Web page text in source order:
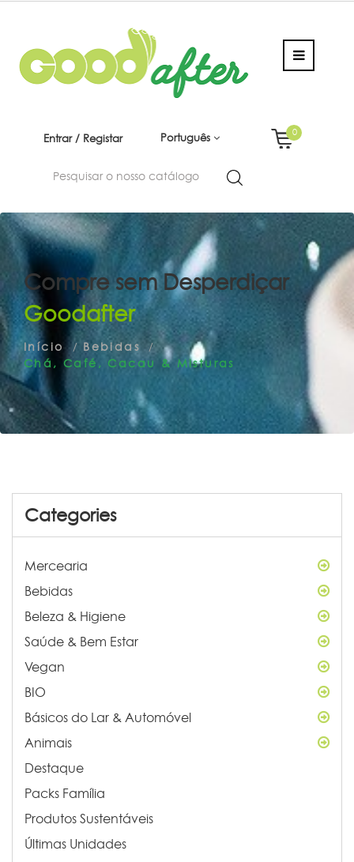
Entrar / Registar Português
0
Compre sem Desperdiçar
Goodafter
Início
Bebidas
Chá, Café, Cacau & Misturas
Categories
Mercearia
Bebidas
Beleza & Higiene
Saúde & Bem Estar
Vegan
BIO
Básicos do Lar & Automóvel
Animais
Destaque
Packs Família
Produtos Sustentáveis
Últimas Unidades